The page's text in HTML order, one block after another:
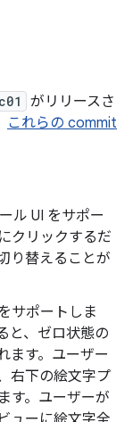
がリリースさ
これらの commit
ル UI をサポー
クリックするだ
り替えることが
サポートしま
と、ゼロ状態の
ます。ユーザー
右下の絵文字プ
す。ユーザーが